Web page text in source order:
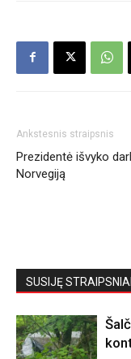
Ankstesnis straipsnis
Prezidentė išvyko
Norvegiją
SUSIJĘ STRAIPSNIAI